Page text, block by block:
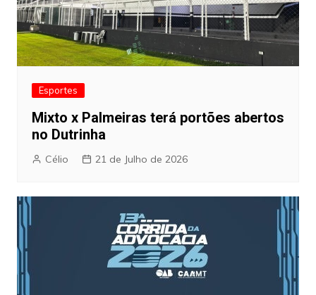
Esportes
Mixto x Palmeiras terá portões abertos
no Dutrinha
Célio 21 de Julho de 2026